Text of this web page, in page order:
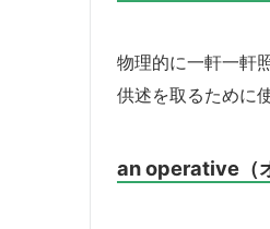
物理的に一軒一軒
供述を取るために
an operative（